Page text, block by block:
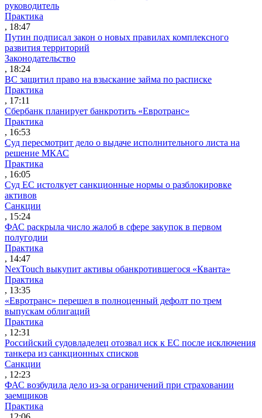
руководитель
Практика
, 18:47
Путин подписал закон о новых правилах комплексного
развития территорий
Законодательство
, 18:24
ВС защитил право на взыскание займа по расписке
Практика
, 17:11
Сбербанк планирует банкротить «Евротранс»
Практика
, 16:53
Суд пересмотрит дело о выдаче исполнительного листа на
решение МКАС
Практика
, 16:05
Суд ЕС истолкует санкционные нормы о разблокировке
активов
Санкции
, 15:24
ФАС раскрыла число жалоб в сфере закупок в первом
полугодии
Практика
, 14:47
NexTouch выкупит активы обанкротившегося «Кванта»
Практика
, 13:35
«Евротранс» перешел в полноценный дефолт по трем
выпускам облигаций
Практика
, 12:31
Российский судовладелец отозвал иск к ЕС после исключения
танкера из санкционных списков
Санкции
, 12:23
ФАС возбудила дело из-за ограничений при страховании
заемщиков
Практика